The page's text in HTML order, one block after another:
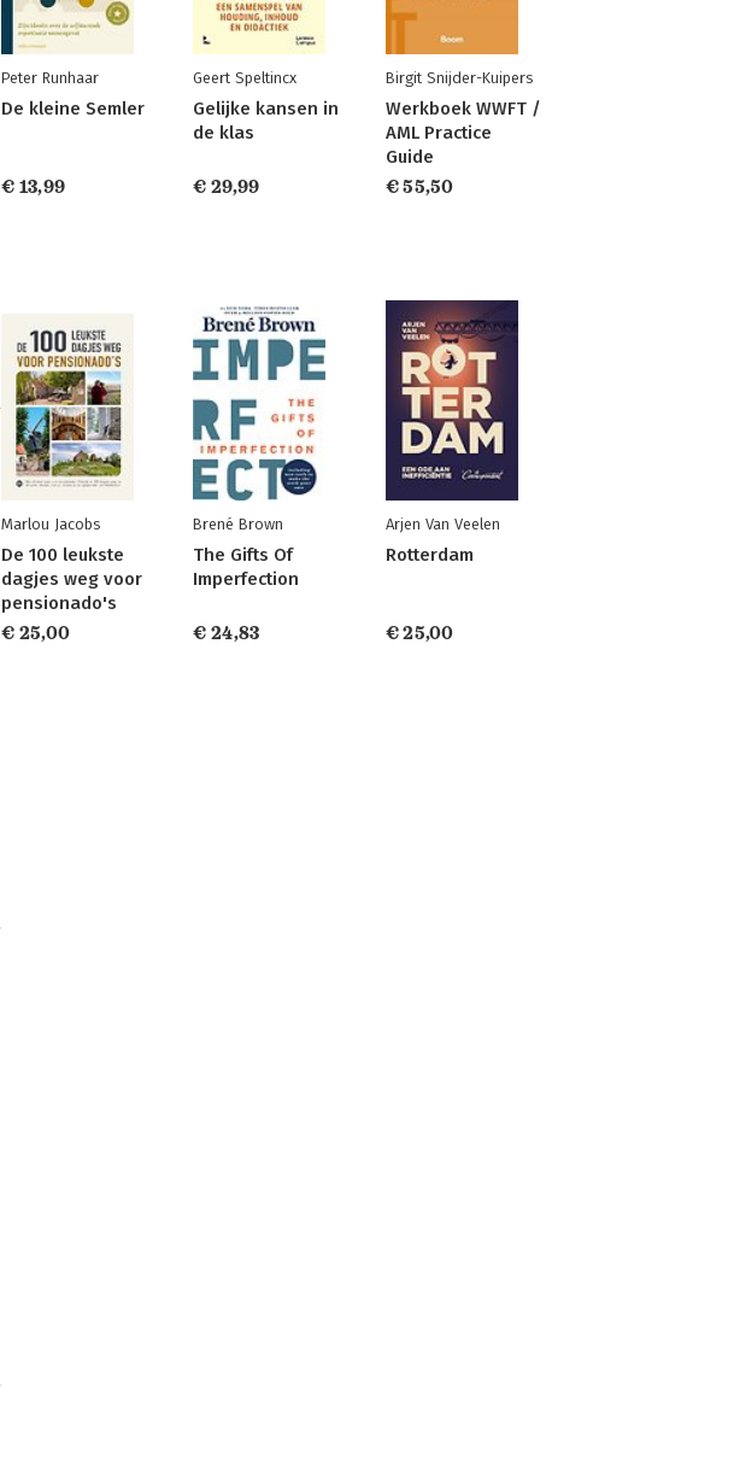
Peter Runhaar
De kleine Semler
€ 13,99
Geert Speltincx
Gelijke kansen in
de klas
€ 29,99
Birgit Snijder-Kuipers
Werkboek WWFT /
AML Practice
Guide
€ 55,50
Marlou Jacobs
De 100 leukste
dagjes weg voor
pensionado's
€ 25,00
Brené Brown
The Gifts Of
Imperfection
€ 24,83
Arjen Van Veelen
Rotterdam
€ 25,00